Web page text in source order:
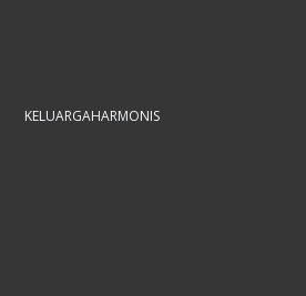
KELUARGAHARMONIS